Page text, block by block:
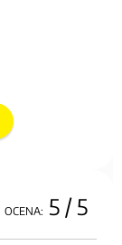
OCENA: 5 / 5